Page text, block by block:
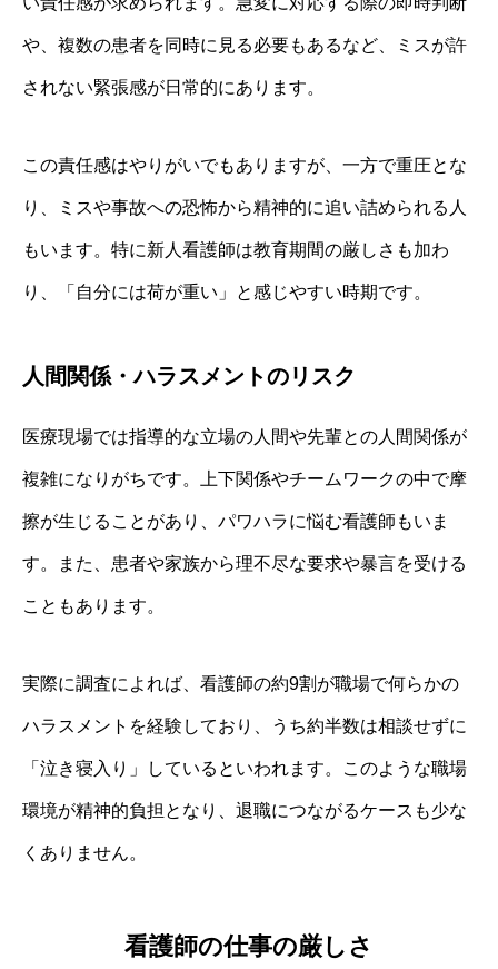
や、複数の患者を同時に見る必要もあるなど、ミスが許
されない緊張感が日常的にあります。
この責任感はやりがいでもありますが、一方で重圧とな
り、ミスや事故への恐怖から精神的に追い詰められる人
もいます。特に新人看護師は教育期間の厳しさも加わ
り、「自分には荷が重い」と感じやすい時期です。
人間関係・ハラスメントのリスク
医療現場では指導的な立場の人間や先輩との人間関係が
複雑になりがちです。上下関係やチームワークの中で摩
擦が生じることがあり、パワハラに悩む看護師もいま
す。また、患者や家族から理不尽な要求や暴言を受ける
こともあります。
実際に調査によれば、看護師の約9割が職場で何らかの
ハラスメントを経験しており、うち約半数は相談せずに
「泣き寝入り」しているといわれます。このような職場
環境が精神的負担となり、退職につながるケースも少な
くありません。
看護師の仕事の厳しさ